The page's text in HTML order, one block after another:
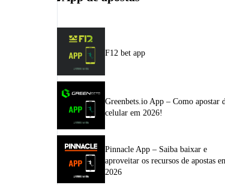
F12 bet app
Greenbets.io App – Como apostar
celular em 2026!
Pinnacle App – Saiba baixar e
aproveitar os recursos de apostas
2026